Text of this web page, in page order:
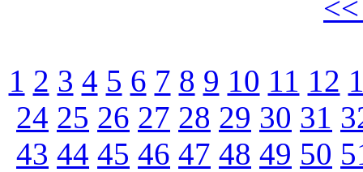
1 2 3 4 5 6 7 8 9 10 11 12
24 25 26 27 28 29 30 31
43 44 45 46 47 48 49 50